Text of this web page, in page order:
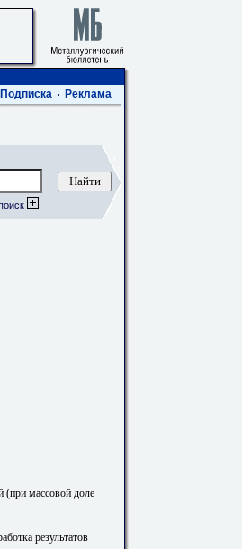
Подписка Реклама
(при массовой доле
результатов